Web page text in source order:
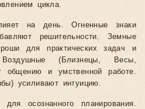
цикла.
на день. Огненные знаки
решительности. Земные
для практических задач и
(Близнецы, Весы,
общению и умственной работе.
усиливают интуицию.
для осознанного планирования.